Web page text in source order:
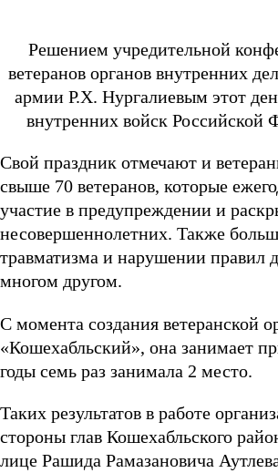
Решением учредительной
ветеранов органов внутренних
армии Р.Х. Нургалиевым этот
внутренних войск Российской
Свой праздник отмечают и
свыше 70 ветеранов, которые
участие в предупреждении и
несовершеннолетних. Также
травматизма и нарушении правил
многом другом.
С момента создания
«Кошехабльский», она занимает
годы семь раз занимала 2 место.
Таких результатов в работе
стороны глав Кошехабльского
лице Рашида Рамазановича